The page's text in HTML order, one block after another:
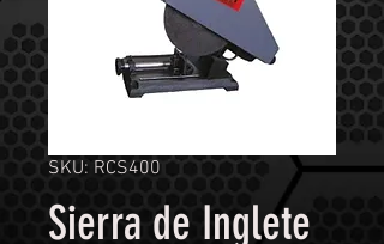
SKU: RCS400
Sierra de Inglete